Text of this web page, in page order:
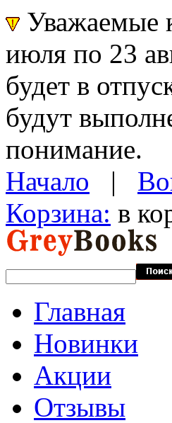
Уважаемые
июля по 23
будет в
будут
понимание.
Начало |
Корзина: в
Главная
Новинки
Акции
Отзывы